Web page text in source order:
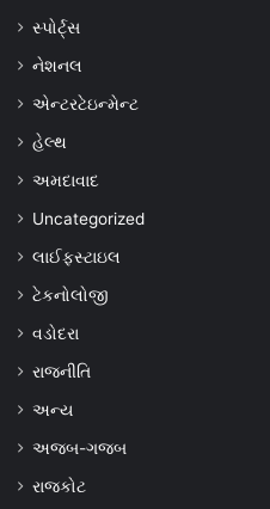
સ્પોર્ટ્સ
નેશનલ
એન્ટરટેઇન્મેન્ટ
હેલ્થ
અમદાવાદ
Uncategorized
લાઈફસ્ટાઇલ
ટેકનોલોજી
વડોદરા
રાજનીતિ
અન્ય
અજબ-ગજબ
રાજકોટ